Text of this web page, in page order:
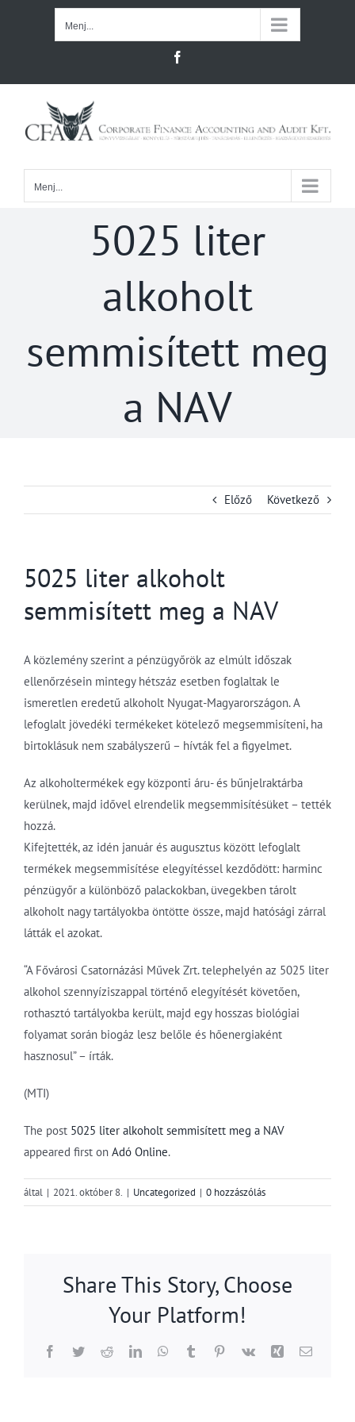
Menj...
Menj...
5025 liter
alkoholt
semmisített meg
a NAV
Előző Következő
5025 liter alkoholt
semmisített meg a NAV
A közlemény szerint a pénzügyőrök az elmúlt időszak
ellenőrzésein mintegy hétszáz esetben foglaltak le
ismeretlen eredetű alkoholt Nyugat-Magyarországon. A
lefoglalt jövedéki termékeket kötelező megsemmisíteni, ha
birtoklásuk nem szabályszerű – hívták fel a figyelmet.
Az alkoholtermékek egy központi áru- és bűnjelraktárba
kerülnek, majd idővel elrendelik megsemmisítésüket – tették
hozzá.
Kifejtették, az idén január és augusztus között lefoglalt
termékek megsemmisítése elegyítéssel kezdődött: harminc
pénzügyőr a különböző palackokban, üvegekben tárolt
alkoholt nagy tartályokba öntötte össze, majd hatósági zárral
látták el azokat.
“A Fővárosi Csatornázási Művek Zrt. telephelyén az 5025 liter
alkohol szennyíziszappal történő elegyítését követően,
rothasztó tartályokba került, majd egy hosszas biológiai
folyamat során biogáz lesz belőle és hőenergiaként
hasznosul” – írták.
(MTI)
The post 5025 liter alkoholt semmisített meg a NAV
appeared first on Adó Online.
által | 2021. október 8. | Uncategorized | 0 hozzászólás
Share This Story, Choose
Your Platform!
Facebook
TwitterRedditLinkedInWhatsApp
TumblrPinterest
Vk Xing Email: